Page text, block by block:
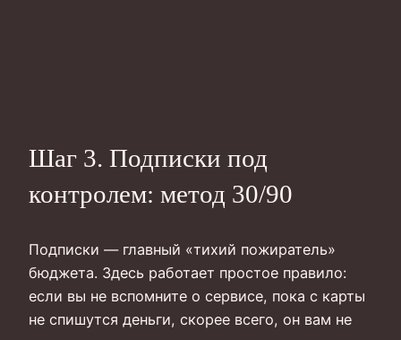
Шаг 3. Подписки под
контролем: метод 30/90
Подписки — главный «тихий пожиратель»
бюджета. Здесь работает простое правило:
если вы не вспомните о сервисе, пока с карты
не спишутся деньги, скорее всего, он вам не